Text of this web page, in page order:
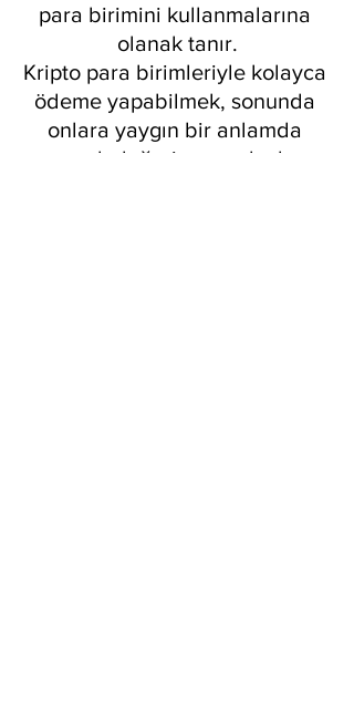
para birimini kullanmalarına
olanak tanır.
Kripto para birimleriyle kolayca
ödeme yapabilmek, sonunda
onlara yaygın bir anlamda
gerçek değeri verecek olan